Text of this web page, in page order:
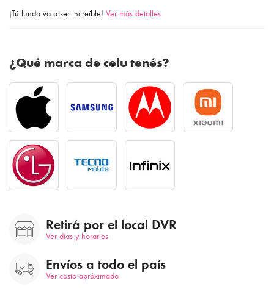
¡Tú funda va a ser increíble! Ver más detalles
¿Qué marca de celu tenés?
Retirá por el local DVR
Ver días y horarios
Envíos a todo el país
Ver costo apróximado